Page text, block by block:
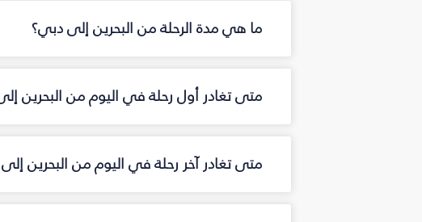
ما هي مدة الرحلة من البحرين إلى دبي؟
متى تغادر أول رحلة في اليوم من البحرين
متى تغادر آخر رحلة في اليوم من البحرين